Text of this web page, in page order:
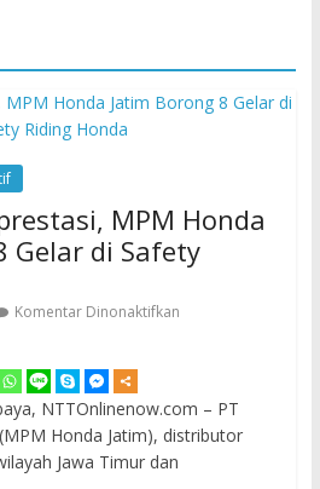
MPM Honda
Gelar di Safety
Komentar Dinonaktifkan
NTTOnlinenow.com – PT
Honda Jatim), distributor
Jawa Timur dan